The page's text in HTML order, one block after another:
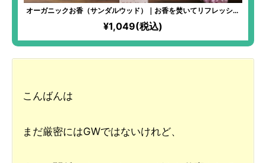
オーガニックお香（サンダルウッド）｜お香を焚いてリフレッシュ
時間。聖地から生まれた儀式にも使われる神聖なるお香。
¥1,049(税込)
こんばんは
まだ厳密にはGWではないけれど、